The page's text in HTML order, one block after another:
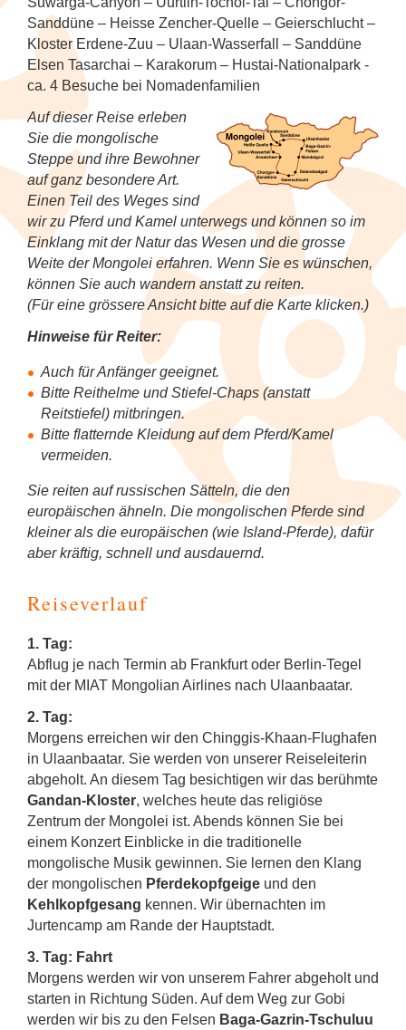
Sanddüne – Heisse Zencher-Quelle – Geierschlucht –
Kloster Erdene-Zuu – Ulaan-Wasserfall – Sanddüne
Elsen Tasarchai – Karakorum – Hustai-Nationalpark -
ca. 4 Besuche bei Nomadenfamilien
Auf dieser Reise erleben
Sie die mongolische
Steppe und ihre Bewohner
auf ganz besondere Art.
Einen Teil des Weges sind
wir zu Pferd und Kamel unterwegs und können so im
Einklang mit der Natur das Wesen und die grosse
Weite der Mongolei erfahren. Wenn Sie es wünschen,
können Sie auch wandern anstatt zu reiten.
(Für eine grössere Ansicht bitte auf die Karte klicken.)
Hinweise für Reiter:
Auch für Anfänger geeignet.
Bitte Reithelme und Stiefel-Chaps (anstatt
Reitstiefel) mitbringen.
Bitte flatternde Kleidung auf dem Pferd/Kamel
vermeiden.
Sie reiten auf russischen Sätteln, die den
europäischen ähneln. Die mongolischen Pferde sind
kleiner als die europäischen (wie Island-Pferde), dafür
aber kräftig, schnell und ausdauernd.
Reiseverlauf
1. Tag:
Abflug je nach Termin ab Frankfurt oder Berlin-Tegel
mit der MIAT Mongolian Airlines nach Ulaanbaatar.
2. Tag:
Morgens erreichen wir den Chinggis-Khaan-Flughafen
in Ulaanbaatar. Sie werden von unserer Reiseleiterin
abgeholt. An diesem Tag besichtigen wir das berühmte
Gandan-Kloster, welches heute das religiöse
Zentrum der Mongolei ist. Abends können Sie bei
einem Konzert Einblicke in die traditionelle
mongolische Musik gewinnen. Sie lernen den Klang
der mongolischen Pferdekopfgeige und den
Kehlkopfgesang kennen. Wir übernachten im
Jurtencamp am Rande der Hauptstadt.
3. Tag: Fahrt
Morgens werden wir von unserem Fahrer abgeholt und
starten in Richtung Süden. Auf dem Weg zur Gobi
werden wir bis zu den Felsen Baga-Gazrin-Tschuluu
Diverses
Kambodscha 5
Laos 5
Myanmar (Burma)
Nepal 5
Sri Lanka 4
Südkorea
Thailand 6
Sehenswertes
Kunst & Handwerk 1
Luxusreisen 7
Schiffsreisen und Fluss-
Kreuzfahrten
9
Spirituelle Reisen 4
Tee & Gewürze 4
Zugreisen 3
Wellness & Entspannung auf Sri Lanka
Familienreise Sri Lanka
Familienreise Thailand
Kandy Esala Perahera Sri Lanka
NEU: Schlemmerreise Thailand
Thailand: Streetfood, Rooftops und Flip-
Flops
Vietnam für Geniesser
NEU: Traumhaftes Thailand
durchs Mekong-Delta
NEU: Flusskreuzfahrt mit der RV River
Kwai
Hausboot-Kreuzfahrt auf den
Backwaters
Flusskreuzfahrt auf dem Brahmaputra
NEU: Indonesien
Japan
Korea (Südkorea)
Mongolei
Myanmar (Burma)
Nepal
Spirituelle Reisen
Sri Lanka
Thailand